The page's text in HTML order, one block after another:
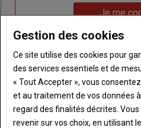
de
passe"
me
connecte"
Je me
Sous-
titre
Vous n'êtes
TITRE CRÉEZ UN
BodyChoisissez votre
Gestion des cookies
Ce site utilise des cookies pour
des services essentiels et de
« Tout Accepter », vous
et au traitement de vos données
regard des finalités décrites.
revenir sur vos choix, en utilisant